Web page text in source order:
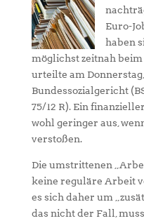
Euro-
haben
möglichst zeitnah beim
urteilte am Donnerstag,
Bundessozialgericht
75/12 R). Ein
wohl geringer aus,
verstoßen.
Die umstrittenen
keine reguläre Arbeit
es sich daher um
das nicht der Fall,